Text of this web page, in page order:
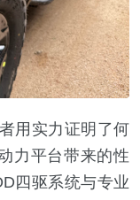
用实力证明了何
力平台带来的性
四驱系统与专业